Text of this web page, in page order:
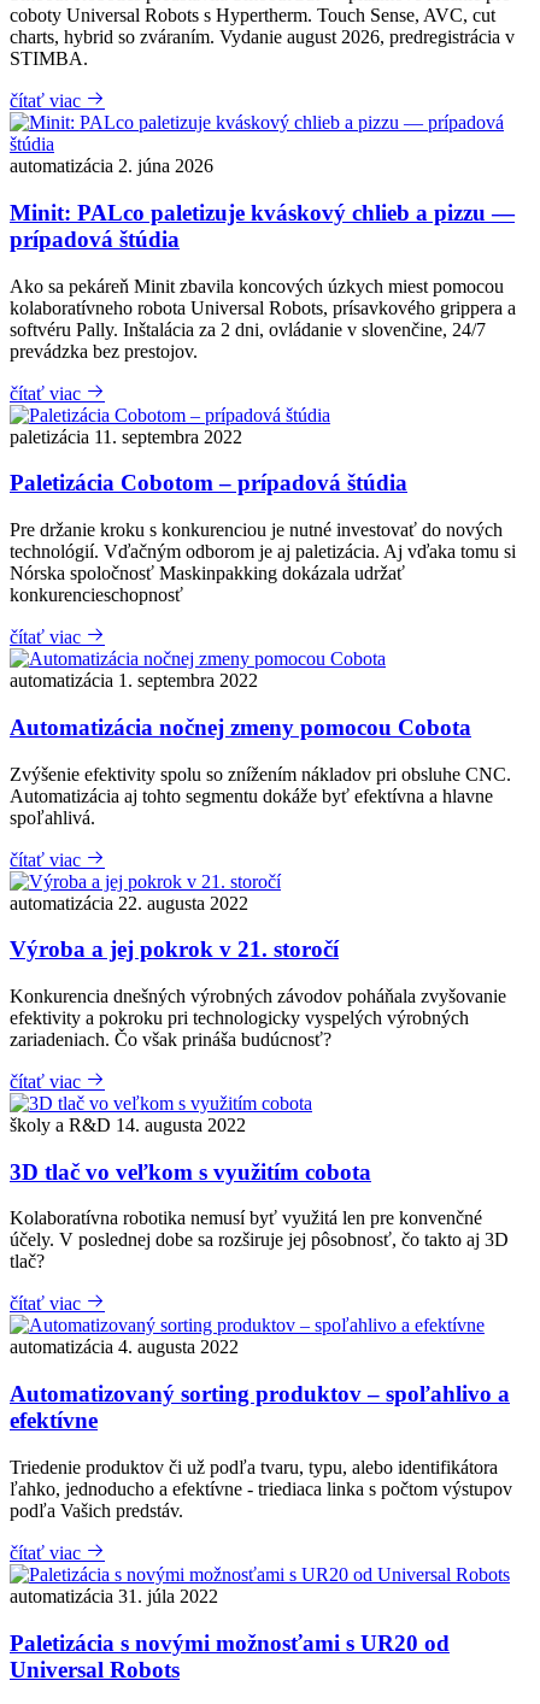
coboty Universal Robots s Hypertherm. Touch Sense, AVC, cut
charts, hybrid so zváraním. Vydanie august 2026, predregistrácia v
STIMBA.
čítať viac
automatizácia 2. júna 2026
Minit: PALco paletizuje kváskový chlieb a pizzu —
prípadová štúdia
Ako sa pekáreň Minit zbavila koncových úzkych miest pomocou
kolaboratívneho robota Universal Robots, prísavkového grippera a
softvéru Pally. Inštalácia za 2 dni, ovládanie v slovenčine, 24/7
prevádzka bez prestojov.
čítať viac
paletizácia 11. septembra 2022
Paletizácia Cobotom – prípadová štúdia
Pre držanie kroku s konkurenciou je nutné investovať do nových
technológií. Vďačným odborom je aj paletizácia. Aj vďaka tomu si
Nórska spoločnosť Maskinpakking dokázala udržať
konkurencieschopnosť
čítať viac
automatizácia 1. septembra 2022
Automatizácia nočnej zmeny pomocou Cobota
Zvýšenie efektivity spolu so znížením nákladov pri obsluhe CNC.
Automatizácia aj tohto segmentu dokáže byť efektívna a hlavne
spoľahlivá.
čítať viac
automatizácia 22. augusta 2022
Výroba a jej pokrok v 21. storočí
Konkurencia dnešných výrobných závodov poháňala zvyšovanie
efektivity a pokroku pri technologicky vyspelých výrobných
zariadeniach. Čo však prináša budúcnosť?
čítať viac
školy a R&D 14. augusta 2022
3D tlač vo veľkom s využitím cobota
Kolaboratívna robotika nemusí byť využitá len pre konvenčné
účely. V poslednej dobe sa rozširuje jej pôsobnosť, čo takto aj 3D
tlač?
čítať viac
automatizácia 4. augusta 2022
Automatizovaný sorting produktov – spoľahlivo a
efektívne
Triedenie produktov či už podľa tvaru, typu, alebo identifikátora
ľahko, jednoducho a efektívne - triediaca linka s počtom výstupov
podľa Vašich predstáv.
čítať viac
automatizácia 31. júla 2022
Paletizácia s novými možnosťami s UR20 od
Universal Robots